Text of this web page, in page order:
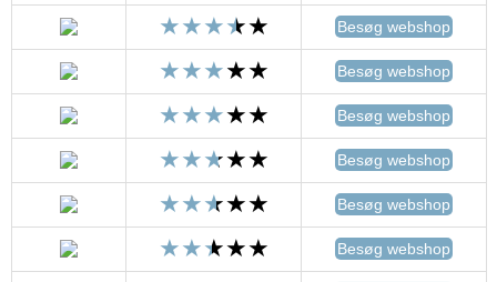
Besøg webshop
Besøg webshop
Besøg webshop
Besøg webshop
Besøg webshop
Besøg webshop